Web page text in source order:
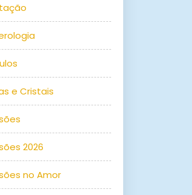
e Cristais
2026
no Amor